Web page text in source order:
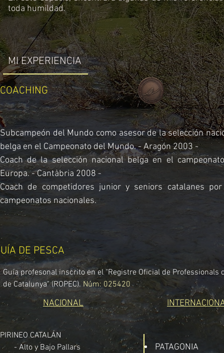
toda humildad.
MI EXPERIENCIA
COACHING
Subcampeón del Mundo como asesor de la selección
belga en el Campeonato del Mundo. - Aragón 2003 -
Coach de la selección nacional belga en el
Europa. - Cantàbria 2008 -
Coach de competidores junior y seniors catalanes
campeonatos nacionales.
DE PESCA
NACIONAL
PATAGONIA
CATALÁN
Alto y Bajo Pallars
Guía profesonal inscrito en el "Registre Oficial de Professionals
de Catalunya" (ROPEC). Núm: 025420